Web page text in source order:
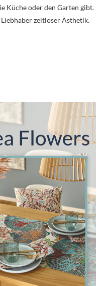
Küche oder den Garten gibt.
zeitloser Ästhetik.